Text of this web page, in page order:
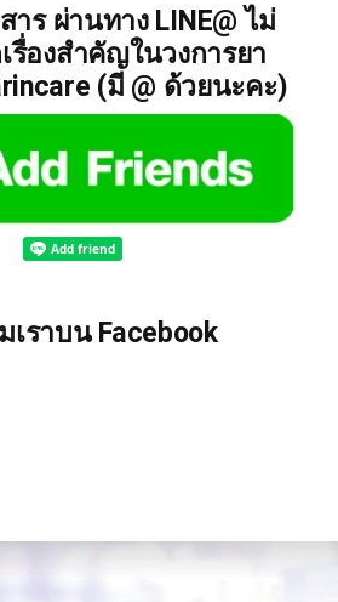
ร ผ่านทาง LINE@ ไม่
องสำคัญในวงการยา
(มี @ ด้วยนะคะ)
ราบน Facebook